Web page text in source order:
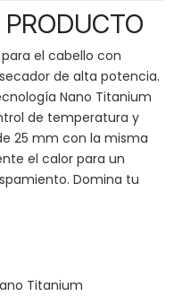
el cabello con
de alta potencia.
Nano Titanium
de temperatura y
25 mm con la misma
el calor para un
Domina tu
Titanium